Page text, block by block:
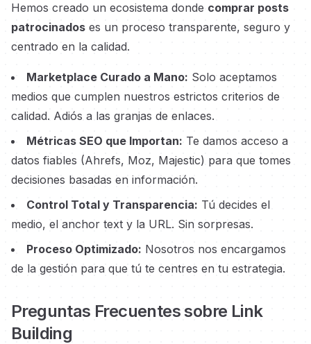
Hemos creado un ecosistema donde comprar posts
patrocinados es un proceso transparente, seguro y
centrado en la calidad.
Marketplace Curado a Mano: Solo aceptamos
medios que cumplen nuestros estrictos criterios de
calidad. Adiós a las granjas de enlaces.
Métricas SEO que Importan: Te damos acceso a
datos fiables (Ahrefs, Moz, Majestic) para que tomes
decisiones basadas en información.
Control Total y Transparencia: Tú decides el
medio, el anchor text y la URL. Sin sorpresas.
Proceso Optimizado: Nosotros nos encargamos
de la gestión para que tú te centres en tu estrategia.
Preguntas Frecuentes sobre Link
Building